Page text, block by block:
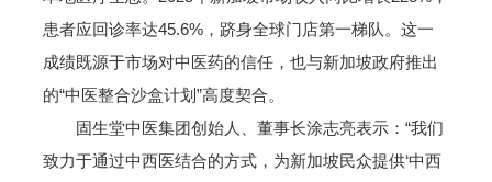
患者应回诊率达45.6%，跻身全球门店第一梯队。这一
成绩既源于市场对中医药的信任，也与新加坡政府推出
的“中医整合沙盒计划”高度契合。
固生堂中医集团创始人、董事长涂志亮表示：“我们
致力于通过中西医结合的方式，为新加坡民众提供‘中西